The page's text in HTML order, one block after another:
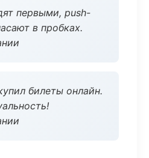
первыми, push-
в пробках.
билеты онлайн.